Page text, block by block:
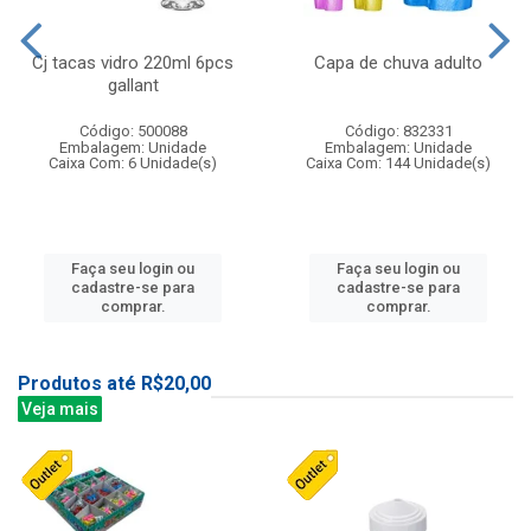
Cj tacas vidro 220ml 6pcs
gallant
Código: 500088
Embalagem: Unidade
Caixa Com: 6 Unidade(s)
Faça seu login ou
cadastre-se para
comprar.
Capa de chuva adulto
Código: 832331
Embalagem: Unidade
Caixa Com: 144 Unidade(s)
Faça seu login ou
cadastre-se para
comprar.
Produtos até R$20,00
Veja mais